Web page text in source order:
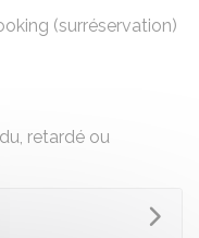
(surréservation)
retardé ou